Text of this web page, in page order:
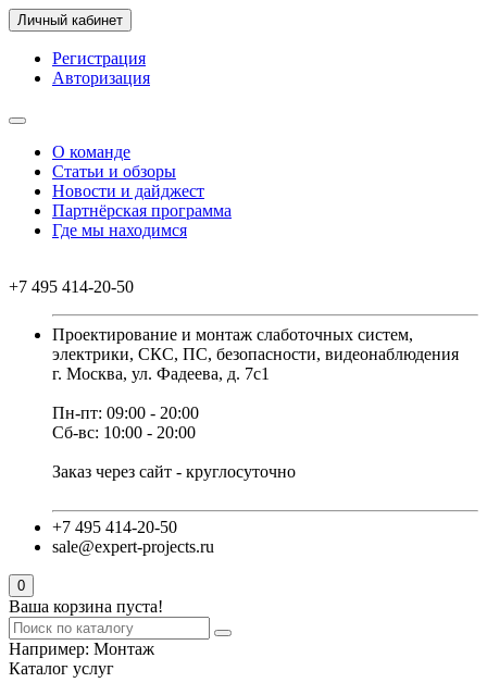
Личный кабинет
Регистрация
Авторизация
О команде
Статьи и обзоры
Новости и дайджест
Партнёрская программа
Где мы находимся
+7 495 414-20-50
Проектирование и монтаж слаботочных систем,
электрики, СКС, ПС, безопасности, видеонаблюдения
г. Москва, ул. Фадеева, д. 7с1
Пн-пт: 09:00 - 20:00
Сб-вс: 10:00 - 20:00
Заказ через сайт - круглосуточно
+7 495 414-20-50
sale@expert-projects.ru
0
Ваша корзина пуста!
Например: Монтаж
Каталог услуг